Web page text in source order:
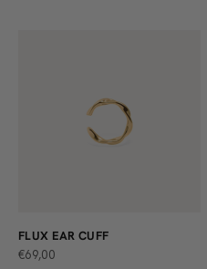
FLUX EAR CUFF
ANGEBOT
€69,00